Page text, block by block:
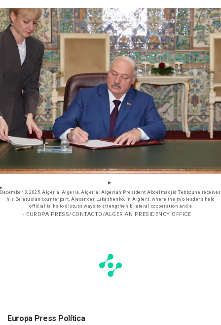
December 3, 2025, Algeria, Algeria, Algeria: Algerian President Abdelmadjid Tebboune receives
his Belarusian counterpart, Alexander Lukashenko, in Algiers, where the two leaders held
official talks to discuss ways to strengthen bilateral cooperation and a
- EUROPA PRESS/CONTACTO/ALGERIAN PRESIDENCY OFFICE
Europa Press Política